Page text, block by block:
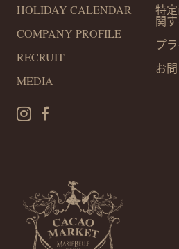
特
関
プ
お
HOLIDAY CALENDAR
COMPANY PROFILE
RECRUIT
MEDIA